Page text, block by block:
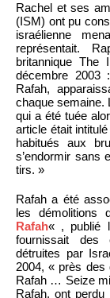
Rachel et ses
(ISM) ont pu
israélienne
représentait.
britannique The
décembre
Rafah,
chaque semaine.
qui a été tuée
article était
habitués aux
s’endormir sans
tirs. »
Rafah a été
les démolitions
Rafah« , publié
fournissait des
détruites par
2004, « près
Rafah … Seize
Rafah, ont